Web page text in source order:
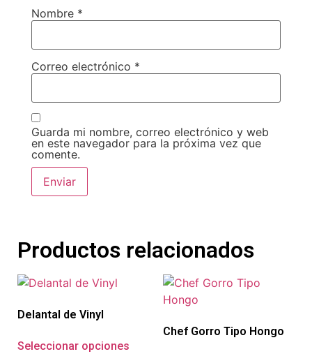
Nombre *
Correo electrónico *
Guarda mi nombre, correo electrónico y web
en este navegador para la próxima vez que
comente.
Productos relacionados
Delantal de Vinyl
Seleccionar opciones
Chef Gorro Tipo Hongo